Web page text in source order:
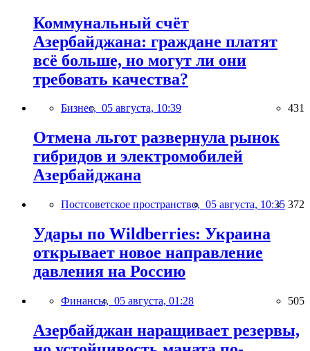
Коммунальный счёт
Азербайджана: граждане платят
всё больше, но могут ли они
требовать качества?
Бизнес, 05 августа, 10:39 431
Отмена льгот развернула рынок
гибридов и электромобилей
Азербайджана
Постсоветское пространство, 05 августа, 10:35 372
Удары по Wildberries: Украина
открывает новое направление
давления на Россию
Финансы, 05 августа, 01:28 505
Азербайджан наращивает резервы,